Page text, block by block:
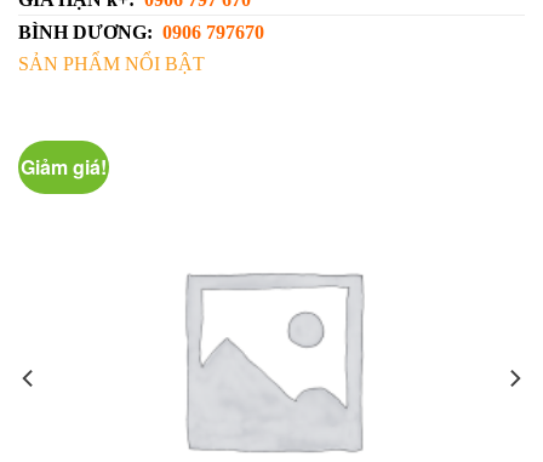
BÌNH DƯƠNG: 0906 797670
SẢN PHẨM NỔI BẬT